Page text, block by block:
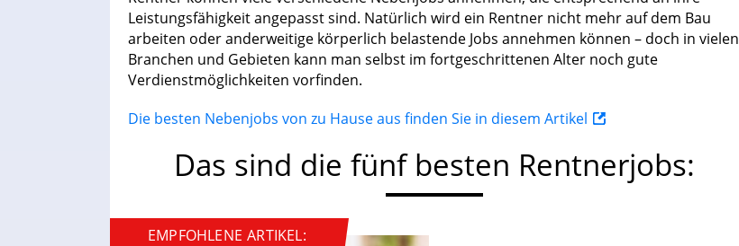
Leistungsfähigkeit angepasst sind. Natürlich wird ein Rentner nicht mehr auf dem Bau
arbeiten oder anderweitige körperlich belastende Jobs annehmen können – doch in vielen
Branchen und Gebieten kann man selbst im fortgeschrittenen Alter noch gute
Verdienstmöglichkeiten vorfinden.
Die besten Nebenjobs von zu Hause aus finden Sie in diesem Artikel
Das sind die fünf besten Rentnerjobs:
EMPFOHLENE ARTIKEL:
Geld verdienen als Tagger für Netflix